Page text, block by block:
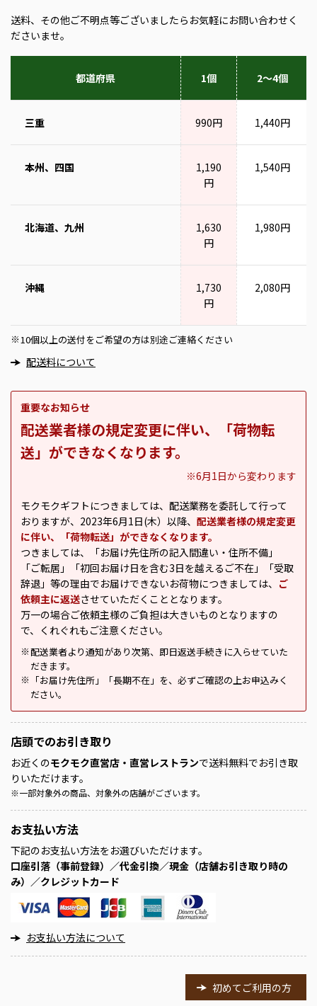
送料、その他ご不明点等ございましたらお気軽にお問い合わせく
ださいませ。
都道府県 1個 2～4個
三重 990円 1,440円
本州、四国
1,190
円
1,540円
北海道、九州
1,630
円
1,980円
沖縄
1,730
円
2,080円
※ 10個以上の送付をご希望の方は別途ご連絡ください
配送料について
重要なお知らせ
配送業者様の規定変更に伴い、「荷物転
送」ができなくなります。
※6月1日から変わります
モクモクギフトにつきましては、配送業務を委託して行って
おりますが、2023年6月1日(木）以降、 配送業者様の規定変更
に伴い、「荷物転送」ができなくなります。
つきましては、「お届け先住所の記入間違い・住所不備」
「ご転居」「初回お届け日を含む3日を越えるご不在」「受取
辞退」等の理由でお届けできないお荷物につきましては、 ご
依頼主に返送させていただくこととなります。
万一の場合ご依頼主様のご負担は大きいものとなりますの
で、くれぐれもご注意ください。
※ 配送業者より通知があり次第、即日返送手続きに入らせていた
だきます。
※
「お届け先住所」「長期不在」を、必ずご確認の上お申込みく
ださい。
店頭でのお引き取り
お近くのモクモク直営店・直営レストランで送料無料でお引き取
りいただけます。
※一部対象外の商品、対象外の店舗がございます。
お支払い方法
下記のお支払い方法をお選びいただけます。
口座引落（事前登録）／代金引換／現金（店舗お引き取り時の
み）／クレジットカード
お支払い方法について
初めてご利用の方